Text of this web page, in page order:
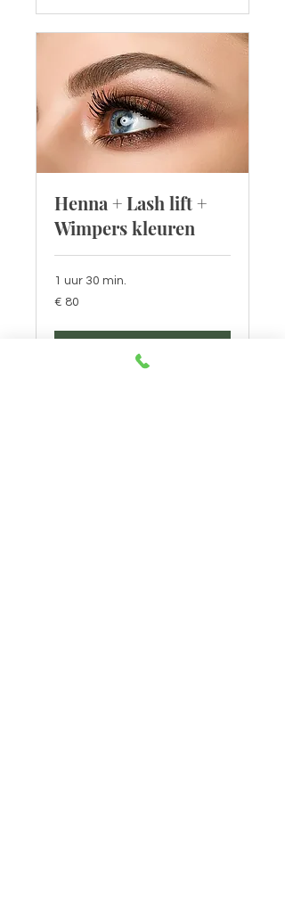
Henna + Lash lift +
Wimpers kleuren
1 uur 30 min.
80
euro
€ 80
Nu boeken